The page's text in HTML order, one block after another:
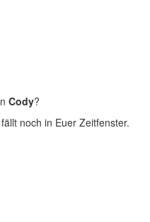
Cody?
noch in Euer Zeitfenster.